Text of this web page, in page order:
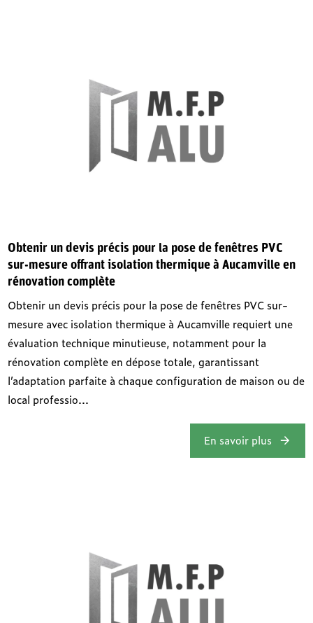
Obtenir un devis précis pour la pose de fenêtres PVC
sur-mesure offrant isolation thermique à Aucamville en
rénovation complète
Obtenir un devis précis pour la pose de fenêtres PVC sur-
mesure avec isolation thermique à Aucamville requiert une
évaluation technique minutieuse, notamment pour la
rénovation complète en dépose totale, garantissant
l’adaptation parfaite à chaque configuration de maison ou de
local professio...
En savoir plus